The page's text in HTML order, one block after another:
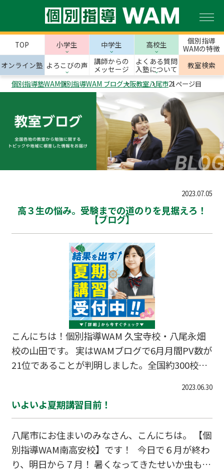
TOP 小学生 中学生 高校生
個別指導
WAMの特徴
オンライン塾 よろこびの声
講師からの
メッセージ
よくある質問
入塾について
教室検索
個別指導塾WAM個別指導WAM ブログ大阪教室八尾市21ページ目
2023.07.05
高３生の悩み。受験までの道のりを見据えろ！
【ブログ】
こんにちは！個別指導WAM 久宝寺校・八尾永畑
校の山田です。 実はWAMブログで6月月間PV数が
21位であることが判明しました。全国約300校あ
食い込んできたといったところでしょうか？イヤ
ー頑張った甲斐があったなあと思うと同時に、
集しているわけでもないねんから毎日でも出せる
んちゃうか？」と心を鬼にせねばならぬなと感じ
ております。 ★本題 さて、個別指導WAM公式か
2023.06.30
いよいよ夏期講習目前！
八尾市にお住まいのみなさん、こんにちは。 【個
別指導WAM南高安校】です！ 今日で６月が終わ
り、明日から７月！ 暑くなってきたせいか虫も多